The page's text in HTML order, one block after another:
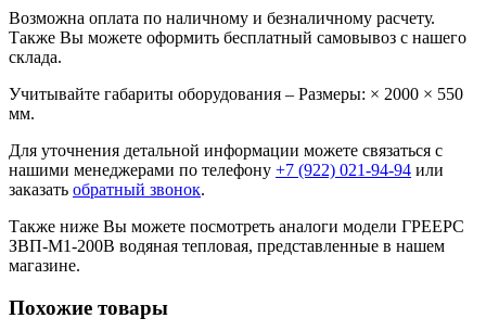
Возможна оплата по наличному и безналичному расчету.
Также Вы можете оформить бесплатный самовывоз с нашего
склада.
Учитывайте габариты оборудования – Размеры: × 2000 × 550
мм.
Для уточнения детальной информации можете связаться с
нашими менеджерами по телефону +7 (922) 021-94-94 или
заказать обратный звонок.
Также ниже Вы можете посмотреть аналоги модели ГРЕЕРС
ЗВП-М1-200В водяная тепловая, представленные в нашем
магазине.
Похожие товары